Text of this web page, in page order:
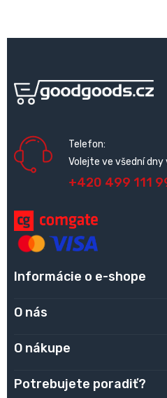
Telefon:
Volejte ve všední dny
+420 499 111
Informácie o e-shope
O nás
O nákupe
Potrebujete poradiť?